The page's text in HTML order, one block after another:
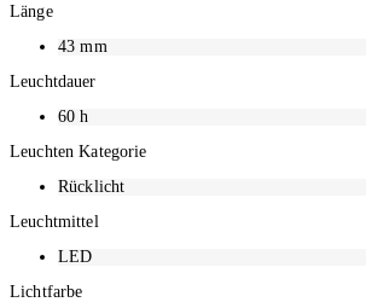
Länge
43mm
Leuchtdauer
60h
Leuchten Kategorie
Rücklicht
Leuchtmittel
LED
Lichtfarbe